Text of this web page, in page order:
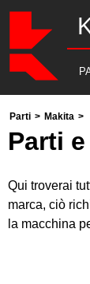
Parti > Makita >
Parti
Qui troverai
marca, ciò
la macchina